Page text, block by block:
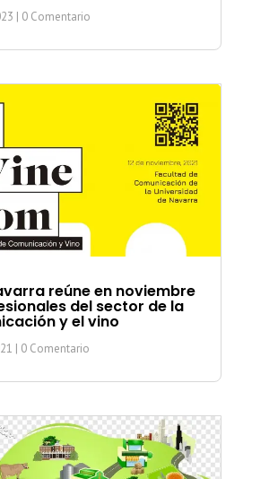
| 0 Comentario
reúne en noviembre
del sector de la
y el vino
| 0 Comentario